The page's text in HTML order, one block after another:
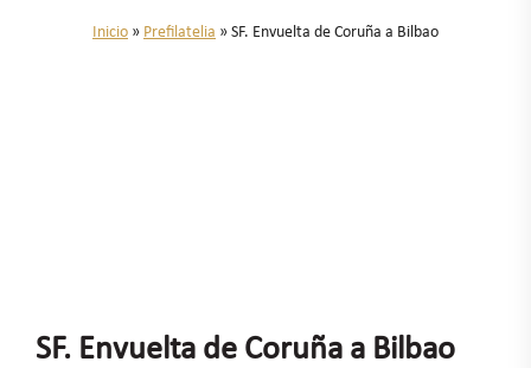
Inicio » Prefilatelia » SF. Envuelta de Coruña a Bilbao
SF. Envuelta de Coruña a Bilbao